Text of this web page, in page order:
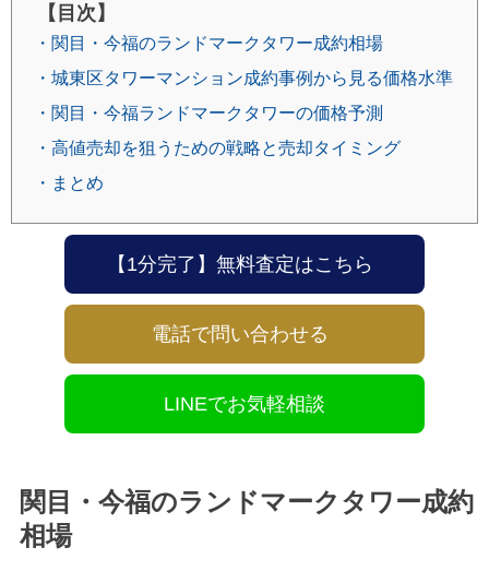
【目次】
・関目・今福のランドマークタワー成約相場
・城東区タワーマンション成約事例から見る価格水準
・関目・今福ランドマークタワーの価格予測
・高値売却を狙うための戦略と売却タイミング
・まとめ
【1分完了】無料査定はこちら
電話で問い合わせる
LINEでお気軽相談
関目・今福のランドマークタワー成約
相場